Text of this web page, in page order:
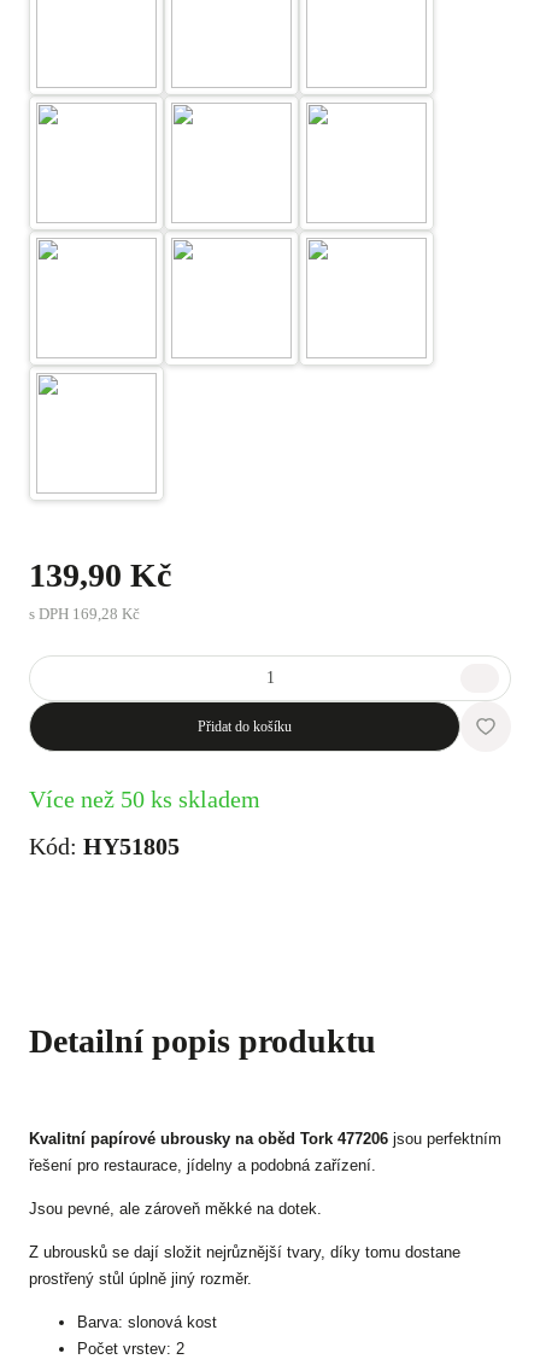
139,90 Kč
s DPH 169,28 Kč
Přidat do košíku
Více než 50 ks skladem
Kód: HY51805
Detailní popis produktu
Kvalitní papírové ubrousky na oběd Tork 477206 jsou perfektním
řešení pro restaurace, jídelny a podobná zařízení.
Jsou pevné, ale zároveň měkké na dotek.
Z ubrousků se dají složit nejrůznější tvary, díky tomu dostane
prostřený stůl úplně jiný rozměr.
Barva: slonová kost
Počet vrstev: 2